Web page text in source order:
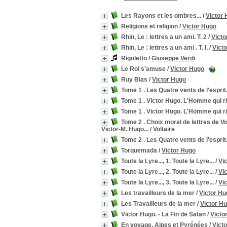
Les Rayons et les ombres... / Victor
Religions et religion / Victor Hugo
Rhin, Le : lettres a un ami. T. 2 /
Rhin, Le : lettres a un ami . T. I. /
Rigoletto / Giuseppe Verdi
Le Roi s'amuse / Victor Hugo
Ruy Blas / Victor Hugo
Tome 1 . Les Quatre vents de
Tome 1 . Victor Hugo. L'Homme qui
Tome 1 . Victor Hugo. L'Homme qui
Tome 2 . Choix moral de lettres de
Victor-M. Hugo... / Voltaire
Tome 2 . Les Quatre vents de
Torquemada / Victor Hugo
Toute la Lyre..., 1. Toute la Lyre... /
Toute la Lyre..., 2. Toute la Lyre... /
Toute la Lyre..., 3. Toute la Lyre... /
Les travailleurs de la mer / Victor
Les Travailleurs de la mer / Victor
Victor Hugo. - La Fin de Satan /
En voyage, Alpes et Pyrénées /